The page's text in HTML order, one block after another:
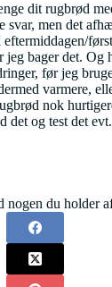
dit rugbrød
svar, men det
bager det. Og
før jeg
varmere,
nok
det og test det
nogen du holder